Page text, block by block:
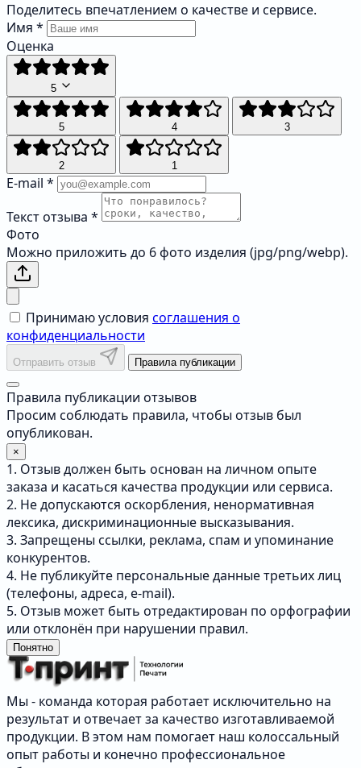
Поделитесь впечатлением о качестве и сервисе.
Имя *
Оценка
5
5 4 3
2 1
E-mail *
Текст отзыва *
Фото
Можно приложить до 6 фото изделия (jpg/png/webp).
Принимаю условия соглашения о
конфиденциальности
Отправить отзыв Правила публикации
Правила публикации отзывов
Просим соблюдать правила, чтобы отзыв был
опубликован.
×
1. Отзыв должен быть основан на личном опыте
заказа и касаться качества продукции или сервиса.
2. Не допускаются оскорбления, ненормативная
лексика, дискриминационные высказывания.
3. Запрещены ссылки, реклама, спам и упоминание
конкурентов.
4. Не публикуйте персональные данные третьих лиц
(телефоны, адреса, e-mail).
5. Отзыв может быть отредактирован по орфографии
или отклонён при нарушении правил.
Понятно
Мы - команда которая работает исключительно на
результат и отвечает за качество изготавливаемой
продукции. В этом нам помогает наш колоссальный
опыт работы и конечно профессиональное